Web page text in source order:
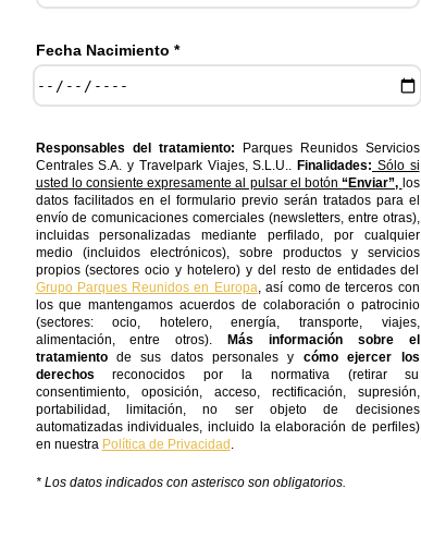
Fecha Nacimiento *
Responsables del tratamiento: Parques Reunidos Servicios
Centrales S.A. y Travelpark Viajes, S.L.U.. Finalidades: Sólo si
usted lo consiente expresamente al pulsar el botón“Enviar”, los
datos facilitados en el formulario previo serán tratados para el
envío de comunicaciones comerciales (newsletters, entre otras),
incluidas personalizadas mediante perfilado, por cualquier
medio (incluidos electrónicos), sobre productos y servicios
propios (sectores ocio y hotelero) y del resto de entidades del
Grupo Parques Reunidos en Europa, así como de terceros con
los que mantengamos acuerdos de colaboración o patrocinio
(sectores: ocio, hotelero, energía, transporte, viajes,
alimentación, entre otros).
Más información sobre el
tratamiento de sus datos personales y cómo ejercer los
derechos reconocidos por la normativa (retirar su
consentimiento, oposición, acceso, rectificación, supresión,
portabilidad, limitación, no ser objeto de decisiones
automatizadas individuales, incluido la elaboración de perfiles)
en nuestra Política de Privacidad .
* Los datos indicados con asterisco son obligatorios.